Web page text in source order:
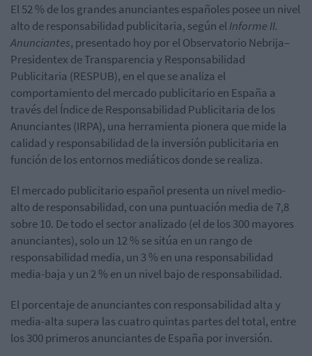
El 52 % de los grandes anunciantes españoles posee un nivel
alto de responsabilidad publicitaria, según elInforme II.
Anunciantes, presentado hoy por el Observatorio Nebrija–
Presidentex de Transparencia y Responsabilidad
Publicitaria (RESPUB), en el que se analiza el
comportamiento del mercado publicitario en España a
través del Índice de Responsabilidad Publicitaria de los
Anunciantes (IRPA), una herramienta pionera que mide la
calidad y responsabilidad de la inversión publicitaria en
función de los entornos mediáticos donde serealiza.
El mercado publicitario español presenta un nivel medio-
alto de responsabilidad, con una puntuación media de 7,8
sobre 10. De todo el sector analizado (el de los 300 mayores
anunciantes), solo un 12 % se sitúa en un rango de
responsabilidad media, un 3 % en una responsabilidad
media-baja y un 2 % en un nivel bajo de responsabilidad.
El porcentaje de anunciantes con responsabilidad alta y
media-alta supera las cuatro quintas partes del total, entre
los 300 primeros anunciantes de España por inversión.